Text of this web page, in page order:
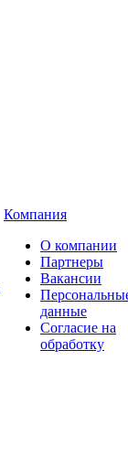
Компания
О компании
Партнеры
Вакансии
данные
Согласие на
обработку